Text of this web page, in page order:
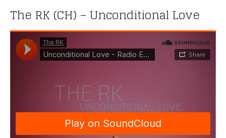
The RK (CH) – Unconditional Love